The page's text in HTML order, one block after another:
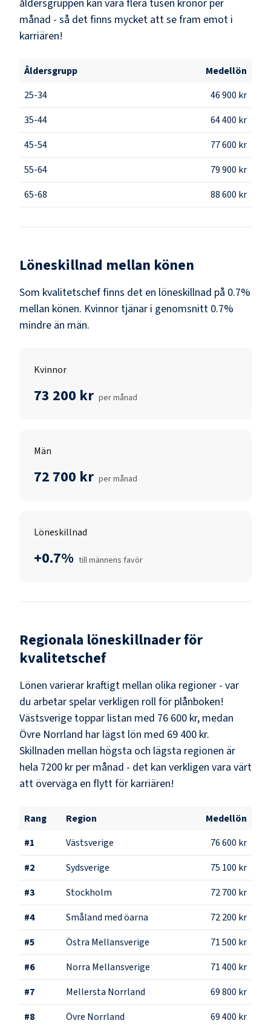
åldersgruppen kan vara flera tusen kronor per
månad - så det finns mycket att se fram emot i
karriären!
Åldersgrupp
Medellön
25-34
46 900 kr
35-44
64 400 kr
45-54
77 600 kr
55-64
79 900 kr
65-68
88 600 kr
Löneskillnad mellan könen
Som kvalitetscheffinns det en löneskillnad på 0.7%
mellan könen. Kvinnor tjänar i genomsnitt 0.7%
mindre än män.
Kvinnor
73 200 kr per månad
Män
72 700 kr per månad
Löneskillnad
+0.7% till männens favör
Regionala löneskillnader för
kvalitetschef
Lönen varierar kraftigt mellan olika regioner - var
du arbetar spelar verkligen roll för plånboken!
Västsverige toppar listan med 76 600 kr, medan
Övre Norrland har lägst lön med 69 400 kr.
Skillnaden mellan högsta och lägsta regionen är
hela 7200 kr per månad - det kan verkligen vara värt
att överväga en flytt för karriären!
Rang Region
Medellön
#1 Västsverige
76 600 kr
#2 Sydsverige
75 100 kr
#3 Stockholm
72 700 kr
#4 Småland med öarna
72 200 kr
#5 Östra Mellansverige
71 500 kr
#6 Norra Mellansverige
71 400 kr
#7 Mellersta Norrland
69 800 kr
#8 Övre Norrland 69 400 kr